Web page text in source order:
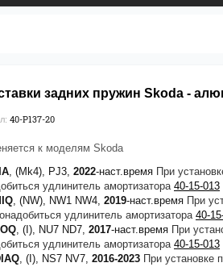
задних пружин Skoda -
40-P137-20
к моделям Skoda
, (Mk4), PJ3, 2022-наст.время При
удлинитель амортизатора 40-15-013
, (NW), NW1 NW4, 2019-наст.время При
удлинитель амортизатора 40-
, (I), NU7 ND7, 2017-наст.время При
удлинитель амортизатора 40-15-013
, (I), NS7 NV7, 2016-2023 При установке